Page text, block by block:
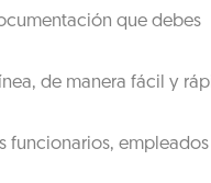
que debes
de manera fácil y
funcionarios,